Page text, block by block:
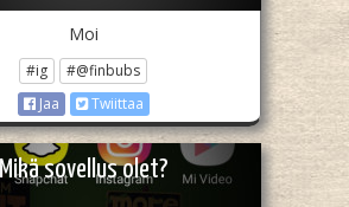
Moi
#ig
#@finbubs
Jaa
Twiittaa
Mikä sovellus olet?